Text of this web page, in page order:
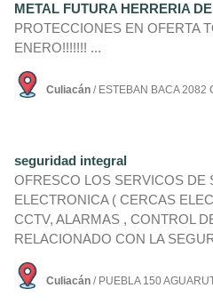
METAL FUTURA HERRERIA
PROTECCIONES EN OFERTA
ENERO!!!!!!! ...
Culiacán / ESTEBAN BACA 2082
seguridad integral
OFRESCO LOS SERVICOS DE
ELECTRONICA ( CERCAS
CCTV, ALARMAS , CONTROL
RELACIONADO CON LA
Culiacán / PUEBLA 150